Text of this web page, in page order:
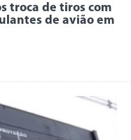
troca de tiros com
de avião em